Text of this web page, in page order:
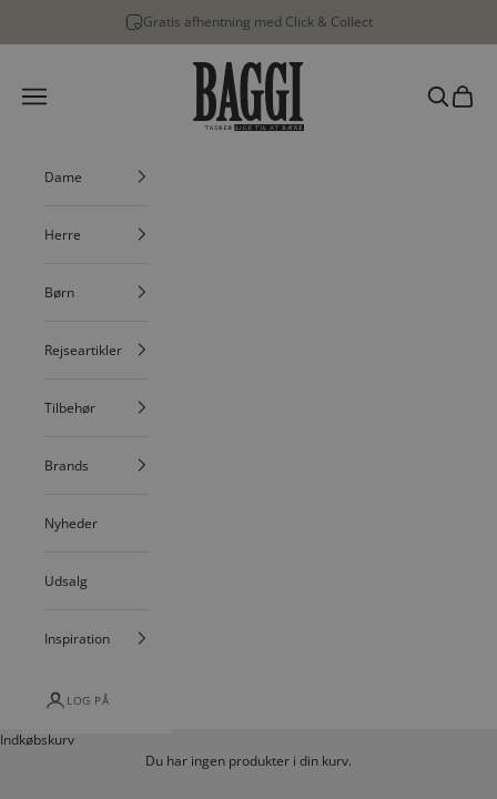
Gratis afhentning med Click & Collect
BAGGI
Menu
Søg
Dame
Herre
Børn
Rejseartikler
Tilbehør
Brands
Nyheder
Udsalg
Inspiration
LOG PÅ
Indkøbskurv
Du har ingen produkter i din kurv.